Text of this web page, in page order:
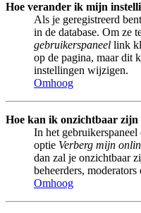
Hoe verander ik mijn
Als je geregistreerd
in de database. Om ze
gebruikerspaneel link
op de pagina, maar dit
instellingen wijzigen.
Omhoog
Hoe kan ik onzichtbaar
In het
optie Verberg mijn
dan zal je onzichtbaar
beheerders, moderators
Omhoog